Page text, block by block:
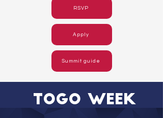
RSVP
Apply
Summit guide
TOGO WEEK